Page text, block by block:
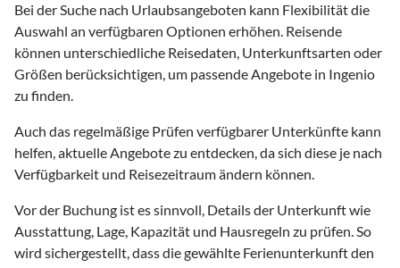
Bei der Suche nach Urlaubsangeboten kann Flexibilität die
Auswahl an verfügbaren Optionen erhöhen. Reisende
können unterschiedliche Reisedaten, Unterkunftsarten oder
Größen berücksichtigen, um passende Angebote in Ingenio
zu finden.
Auch das regelmäßige Prüfen verfügbarer Unterkünfte kann
helfen, aktuelle Angebote zu entdecken, da sich diese je nach
Verfügbarkeit und Reisezeitraum ändern können.
Vor der Buchung ist es sinnvoll, Details der Unterkunft wie
Ausstattung, Lage, Kapazität und Hausregeln zu prüfen. So
wird sichergestellt, dass die gewählte Ferienunterkunft den